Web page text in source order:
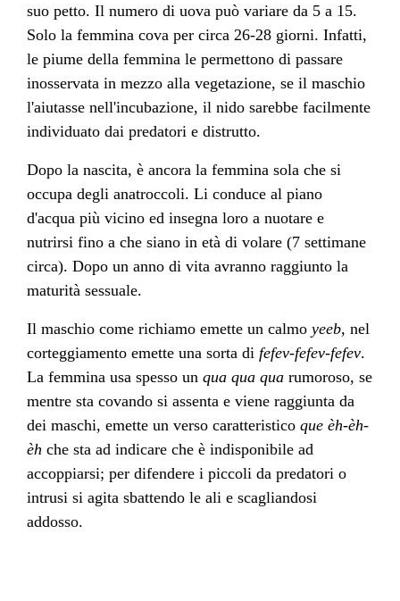
suo petto. Il numero di uova può variare da 5 a 15.
Solo la femmina cova per circa 26-28 giorni. Infatti,
le piume della femmina le permettono di passare
inosservata in mezzo alla vegetazione, se il maschio
l'aiutasse nell'incubazione, il nido sarebbe facilmente
individuato dai predatori e distrutto.
Dopo la nascita, è ancora la femmina sola che si
occupa degli anatroccoli. Li conduce al piano
d'acqua più vicino ed insegna loro a nuotare e
nutrirsi fino a che siano in età di volare (7 settimane
circa). Dopo un anno di vita avranno raggiunto la
maturità sessuale.
Il maschio come richiamo emette un calmo yeeb, nel
corteggiamento emette una sorta di fefev-fefev-fefev.
La femmina usa spesso un qua qua qua rumoroso, se
mentre sta covando si assenta e viene raggiunta da
dei maschi, emette un verso caratteristico que èh-èh-
èh che sta ad indicare che è indisponibile ad
accoppiarsi; per difendere i piccoli da predatori o
intrusi si agita sbattendo le ali e scagliandosi
addosso.